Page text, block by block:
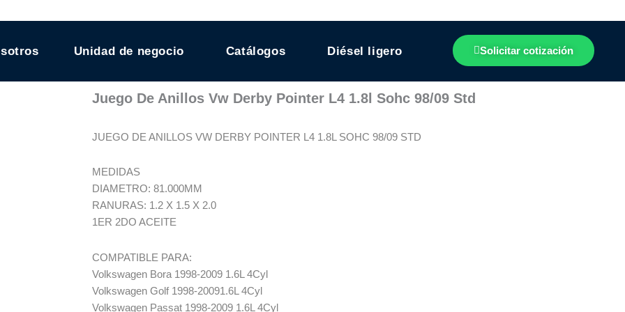
Unidad de negocio Catálogos Diésel ligero Solicitar cotización
Juego De Anillos Vw Derby Pointer L4 1.8l Sohc 98/09 Std
JUEGO DE ANILLOS VW DERBY POINTER L4 1.8L SOHC 98/09 STD
MEDIDAS
DIAMETRO: 81.000MM
RANURAS: 1.2 X 1.5 X 2.0
1ER 2DO ACEITE
COMPATIBLE PARA:
Volkswagen Bora 1998-2009 1.6L 4Cyl
Volkswagen Golf 1998-20091.6L 4Cyl
Volkswagen Passat 1998-2009 1.6L 4Cyl